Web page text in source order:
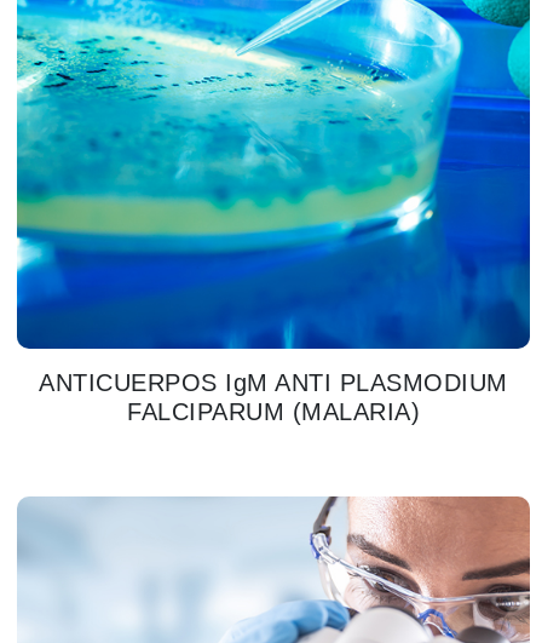
ANTICUERPOS IgM ANTI PLASMODIUM
FALCIPARUM (MALARIA)